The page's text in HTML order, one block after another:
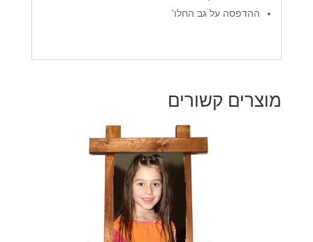
ההדפסה על גב החלו'
מוצרים קשורים